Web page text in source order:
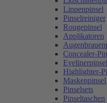
Lippenpinsel
Pinselreiniger
Rougepinsel
Applikatoren
Concealer-
Eyelinerpinsel
Highlighter-
Maskenpinsel
Pinselsets
Pinseltaschen